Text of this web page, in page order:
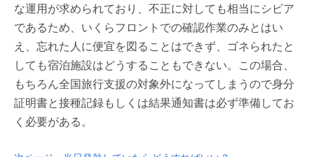
な運用が求められており、不正に対しても相当にシビア
であるため、いくらフロントでの確認作業のみとはい
え、忘れた人に便宜を図ることはできず、ゴネられたと
しても宿泊施設はどうすることもできない。この場合、
もちろん全国旅行支援の対象外になってしまうので身分
証明書と接種記録もしくは結果通知書は必ず準備してお
く必要がある。